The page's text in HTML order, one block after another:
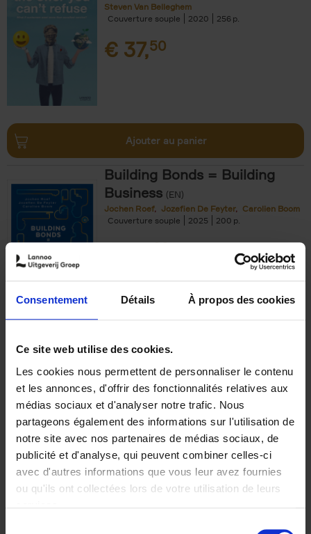
Consentement Détails À propos des cookies
Ce site web utilise des cookies.
Les cookies nous permettent de personnaliser le contenu
et les annonces, d'offrir des fonctionnalités relatives aux
médias sociaux et d'analyser notre trafic. Nous
partageons également des informations sur l'utilisation de
notre site avec nos partenaires de médias sociaux, de
publicité et d'analyse, qui peuvent combiner celles-ci
avec d'autres informations que vous leur avez fournies
ou qu'ils ont collectées lors de votre utilisation de leurs
Steven Van Belleghem
Couverture souple
2020 256
€ 37,50
Ajouter au panier
Building Bonds = Building
Business (EN)
Jochen Roef Jozefien De Feyter
Carolien Boom
Couverture souple
2025 200
€29,99
Optichannel Retail. Beyond
the Digital Hysteria
Gino Van Ossel
Autre finition
2019 350
€29,99